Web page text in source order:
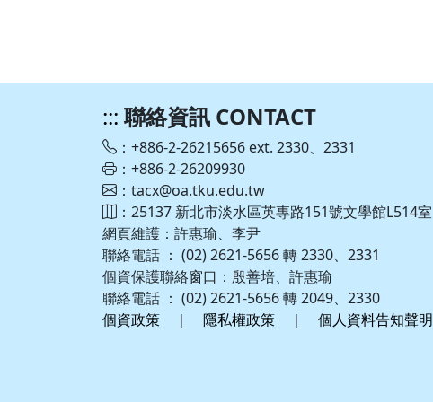
::: 聯絡資訊 CONTACT
：+886-2-26215656 ext. 2330、2331
：+886-2-26209930
：tacx@oa.tku.edu.tw
：25137 新北市淡水區英專路151號文學館L514室
網頁維護：許惠瑜、李尹
聯絡電話 ： (02) 2621-5656 轉 2330、2331
個資保護聯絡窗口：殷善培、許惠瑜
聯絡電話 ： (02) 2621-5656 轉 2049、2330
個資政策 ｜ 隱私權政策 ｜ 個人資料告知聲明